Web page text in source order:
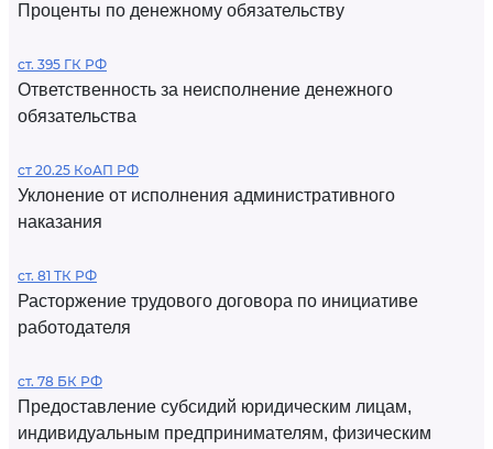
Проценты по денежному обязательству
ст. 395 ГК РФ
Ответственность за неисполнение денежного
обязательства
ст 20.25 КоАП РФ
Уклонение от исполнения административного
наказания
ст. 81 ТК РФ
Расторжение трудового договора по инициативе
работодателя
ст. 78 БК РФ
Предоставление субсидий юридическим лицам,
индивидуальным предпринимателям, физическим